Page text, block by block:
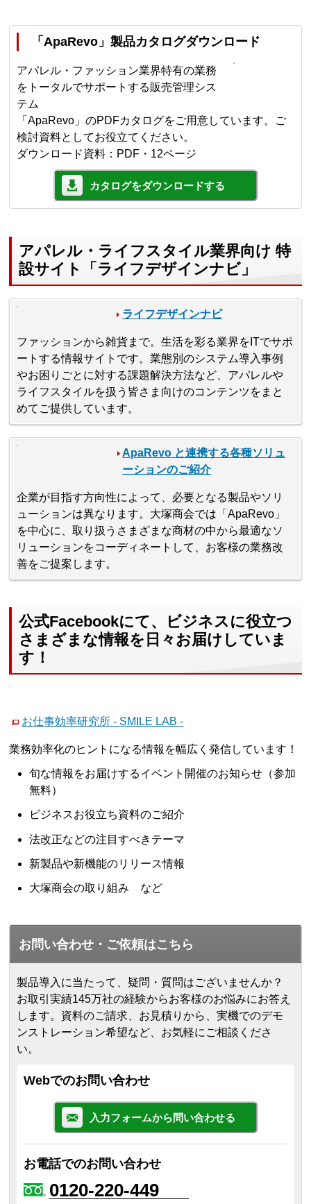
「ApaRevo」製品カタログダウンロード
アパレル・ファッション業界特有の業務
をトータルでサポートする販売管理シス
テム
「ApaRevo」のPDFカタログをご用意しています。ご
検討資料としてお役立てください。
ダウンロード資料：PDF・12ページ
カタログをダウンロードする
アパレル・ライフスタイル業界向け 特
設サイト「ライフデザインナビ」
ライフデザインナビ
ファッションから雑貨まで。生活を彩る業界をITでサポ
ートする情報サイトです。業態別のシステム導入事例
やお困りごとに対する課題解決方法など、アパレルや
ライフスタイルを扱う皆さま向けのコンテンツをまと
めてご提供しています。
ApaRevo と連携する各種ソリュ
ーションのご紹介
企業が目指す方向性によって、必要となる製品やソリ
ューションは異なります。大塚商会では「ApaRevo」
を中心に、取り扱うさまざまな商材の中から最適なソ
リューションをコーディネートして、お客様の業務改
善をご提案します。
公式Facebookにて、ビジネスに役立つ
さまざまな情報を日々お届けしていま
す！
お仕事効率研究所 - SMILE LAB -
業務効率化のヒントになる情報を幅広く発信しています！
旬な情報をお届けするイベント開催のお知らせ（参加
無料）
ビジネスお役立ち資料のご紹介
法改正などの注目すべきテーマ
新製品や新機能のリリース情報
大塚商会の取り組み など
お問い合わせ・ご依頼はこちら
製品導入に当たって、疑問・質問はございませんか？
お取引実績145万社の経験からお客様のお悩みにお答え
します。 資料のご請求、お見積りから、実機でのデモ
ンストレーション希望など、お気軽にご相談くださ
い。
Webでのお問い合わせ
入力フォームから問い合わせる
お電話でのお問い合わせ
0120-220-449